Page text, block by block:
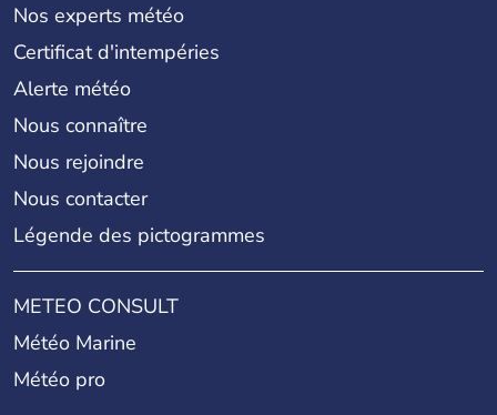
Nos experts météo
Certificat d'intempéries
Alerte météo
Nous connaître
Nous rejoindre
Nous contacter
Légende des pictogrammes
METEO CONSULT
Météo Marine
Météo pro